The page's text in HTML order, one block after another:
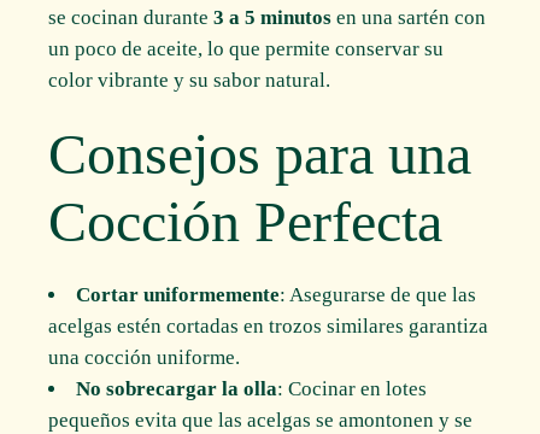
se cocinan durante3 a 5 minutos en una sartén con
un poco de aceite, lo que permite conservar su
color vibrante y su sabor natural.
Consejos para una
Cocción Perfecta
Cortar uniformemente: Asegurarse de que las
acelgas estén cortadas en trozos similares garantiza
una cocción uniforme.
No sobrecargar la olla: Cocinar en lotes
pequeños evita que las acelgas se amontonen y se